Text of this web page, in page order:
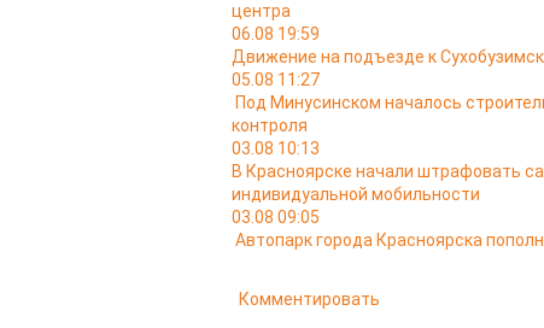
центра
06.08 19:59
Движение на подъезде к
05.08 11:27
Под Минусинском началось
контроля
03.08 10:13
В Красноярске начали штрафовать
индивидуальной мобильности
03.08 09:05
Автопарк города Красноярска
Комментировать